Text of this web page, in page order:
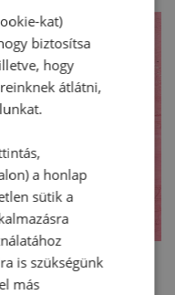
kat)
biztosítsa
hogy
átlátni,
a honlap
sütik a
is szükségünk
más